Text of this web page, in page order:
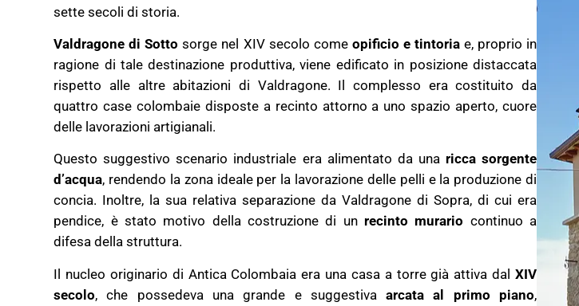
sette secoli di storia.
Valdragone di Sotto sorge nel XIV secolo come opificio e tintoriae, proprio in
ragione di tale destinazione produttiva, viene edificato in posizione distaccata
rispetto alle altre abitazioni di Valdragone. Il complesso era costituito da
quattro case colombaie disposte a recinto attorno a uno spazio aperto, cuore
delle lavorazioni artigianali.
Questo suggestivo scenario industriale era alimentato da una ricca sorgente
d’acqua, rendendo la zona ideale per la lavorazione delle pelli e la produzione di
concia. Inoltre, la sua relativa separazione da Valdragone di Sopra, di cui era
pendice, è stato motivo della costruzione di un recinto murario continuo a
difesa della struttura.
Il nucleo originario di Antica Colombaia era una casa a torre già attiva dal XIV
secolo, che possedeva una grande e suggestivaarcata al primo piano,